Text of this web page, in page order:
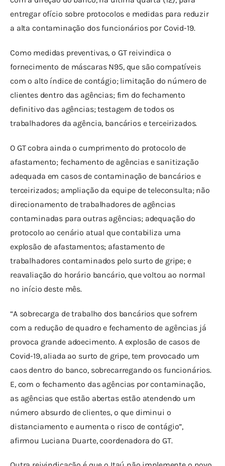
entregar ofício sobre protocolos e medidas para reduzir
a alta contaminação dos funcionários por Covid-19.
Como medidas preventivas, o GT reivindica o
fornecimento de máscaras N95, que são compatíveis
com o alto índice de contágio; limitação do número de
clientes dentro das agências; fim do fechamento
definitivo das agências; testagem de todos os
trabalhadores da agência, bancários e terceirizados.
O GT cobra ainda o cumprimento do protocolo de
afastamento; fechamento de agências e sanitização
adequada em casos de contaminação de bancários e
terceirizados; ampliação da equipe de teleconsulta; não
direcionamento de trabalhadores de agências
contaminadas para outras agências; adequação do
protocolo ao cenário atual que contabiliza uma
explosão de afastamentos; afastamento de
trabalhadores contaminados pelo surto de gripe; e
reavaliação do horário bancário, que voltou ao normal
no início deste mês.
“A sobrecarga de trabalho dos bancários que sofrem
com a redução de quadro e fechamento de agências já
provoca grande adoecimento. A explosão de casos de
Covid-19, aliada ao surto de gripe, tem provocado um
caos dentro do banco, sobrecarregando os funcionários.
E, com o fechamento das agências por contaminação,
as agências que estão abertas estão atendendo um
número absurdo de clientes, o que diminui o
distanciamento e aumenta o risco de contágio”,
afirmou Luciana Duarte, coordenadora do GT.